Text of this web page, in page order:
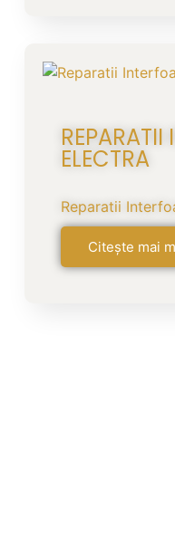
REPARATII
ELECTRA
Reparatii
Citește mai